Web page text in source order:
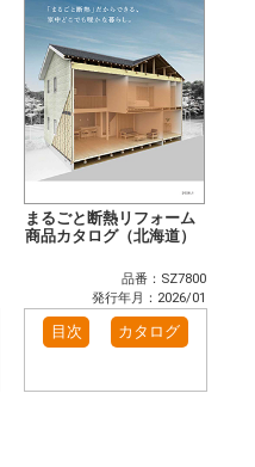
まるごと断熱リフォーム
商品カタログ（北海道）
品番：SZ7800
発行年月：2026/01
目次 カタログ